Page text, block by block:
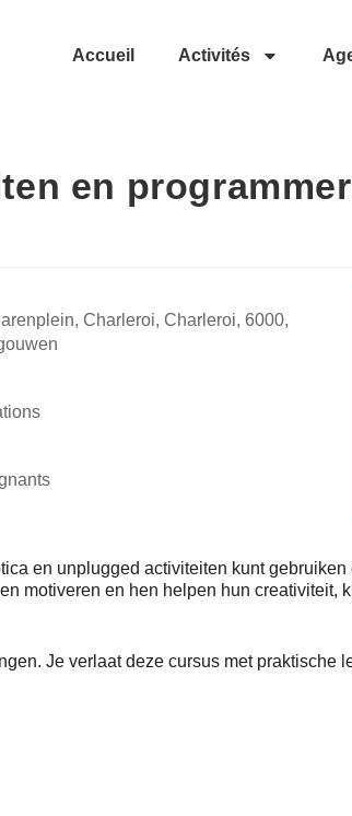
Accueil Activités
en
Charleroi, Charleroi, 6000,
en unplugged activiteiten kunt
motiveren en hen helpen hun creativiteit,
Je verlaat deze cursus met praktische